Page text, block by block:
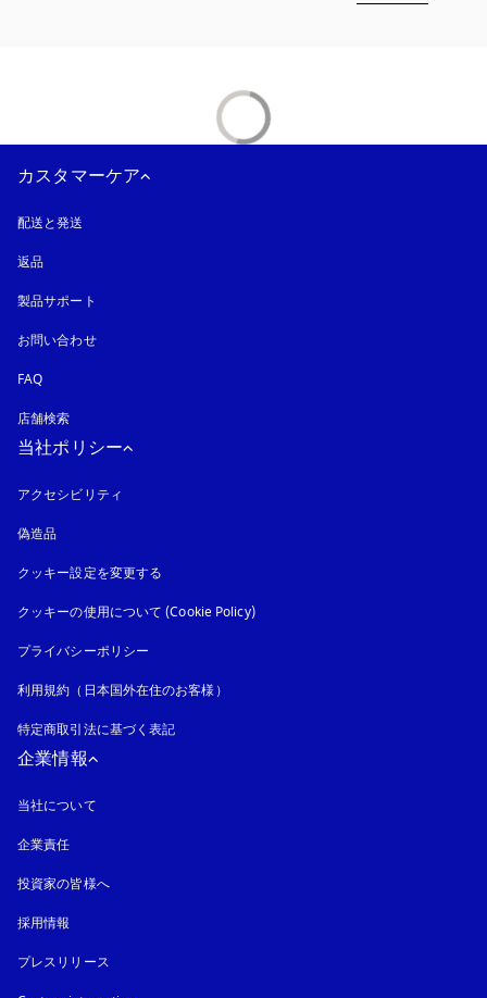
カスタマーケア
配送と発送
返品
製品サポート
お問い合わせ
FAQ
店舗検索
当社ポリシー
アクセシビリティ
偽造品
クッキー設定を変更する
クッキーの使用について (Cookie Policy)新しいタブに表示されます
プライバシーポリシー
利用規約（日本国外在住のお客様）
特定商取引法に基づく表記
企業情報
当社について
企業責任
投資家の皆様へ
採用情報
プレスリリース